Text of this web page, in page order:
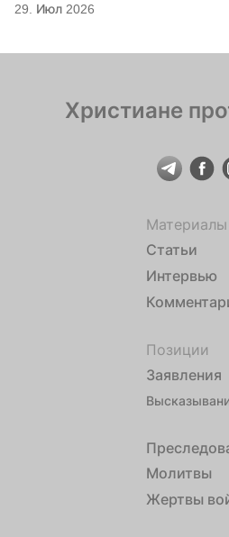
29. Июл 2026
Христиане
Материалы
Статьи
Интервью
Позиции
Заявления
Молитвы
Жертвы